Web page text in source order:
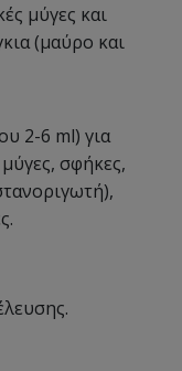
μύγες και
(μαύρο και
2-6 ml) για
σφήκες,